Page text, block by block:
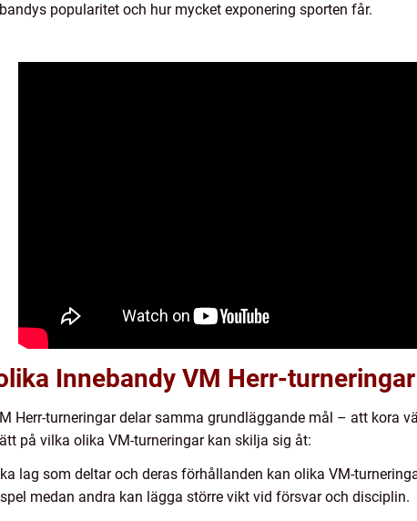
popularitet och hur mycket exponering sporten får.
Innebandy VM Herr-
Herr-turneringar delar samma grundläggande mål – att kora
på vilka olika VM-turneringar kan skilja sig åt:
lag som deltar och deras förhållanden kan olika VM-
medan andra kan lägga större vikt vid försvar och disciplin.